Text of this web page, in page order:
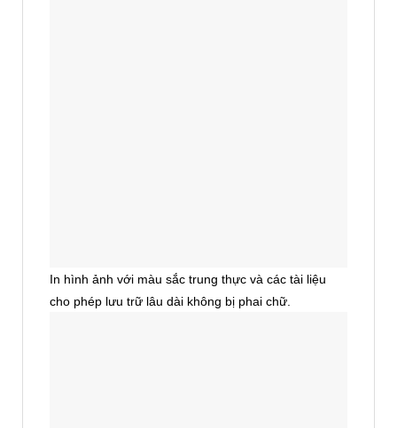
In hình ảnh với màu sắc trung thực và các tài liệu
cho phép lưu trữ lâu dài không bị phai chữ.